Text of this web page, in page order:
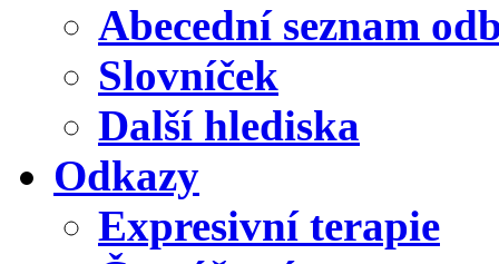
Abecední seznam
Slovníček
Další hlediska
Odkazy
Expresivní terapie